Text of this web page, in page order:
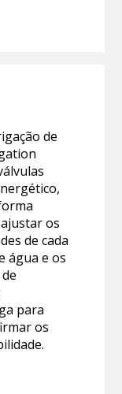
de
os
de cada
água e os
para
os